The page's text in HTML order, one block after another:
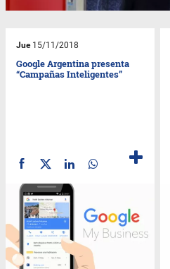
Jue15/11/2018
Google Argentina presenta
“Campañas Inteligentes”